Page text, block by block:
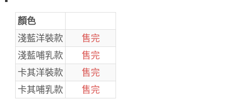
顏色
淺藍洋裝款
售完
淺藍哺乳款
售完
卡其洋裝款
售完
卡其哺乳款
售完